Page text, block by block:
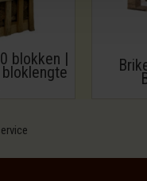
blokken |